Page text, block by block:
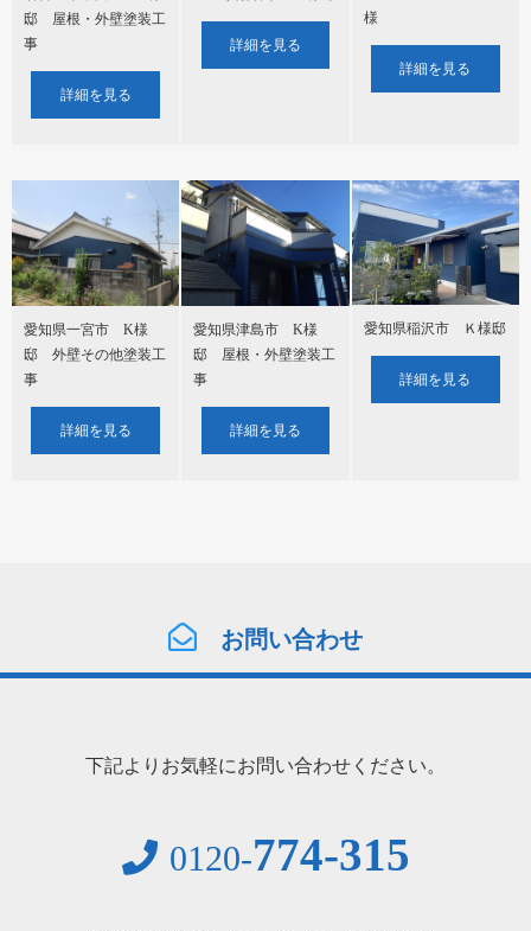
邸 屋根・外壁塗装工
事
詳細を見る
詳細を見る
様
詳細を見る
愛知県一宮市 K様
邸 外壁その他塗装工
事
詳細を見る
愛知県津島市 K様
邸 屋根・外壁塗装工
事
詳細を見る
愛知県稲沢市 Ｋ様邸
詳細を見る
お問い合わせ
下記よりお気軽にお問い合わせください。
0120-774-315